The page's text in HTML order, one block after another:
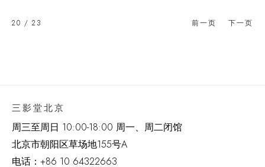
前一页 下一页
20 / 23
三影堂北京
周三至周日 10:00-18:00 周一、周二闭馆
北京市朝阳区草场地155号A
电话： +86 10 64322663